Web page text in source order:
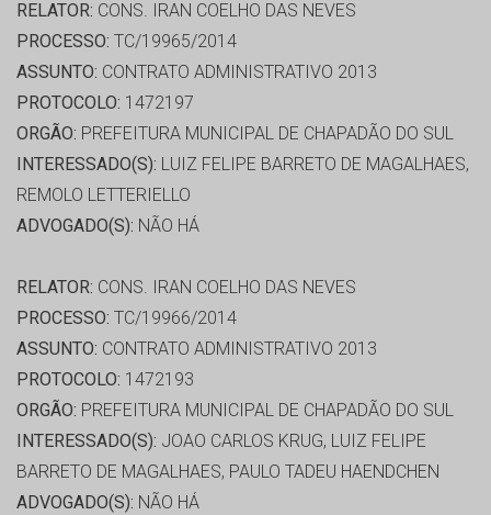
RELATOR: CONS. IRAN COELHO DAS NEVES
PROCESSO: TC/19965/2014
ASSUNTO: CONTRATO ADMINISTRATIVO 2013
PROTOCOLO: 1472197
ORGÃO: PREFEITURA MUNICIPAL DE CHAPADÃO DO SUL
INTERESSADO(S): LUIZ FELIPE BARRETO DE MAGALHAES,
REMOLO LETTERIELLO
ADVOGADO(S): NÃO HÁ
RELATOR: CONS. IRAN COELHO DAS NEVES
PROCESSO: TC/19966/2014
ASSUNTO: CONTRATO ADMINISTRATIVO 2013
PROTOCOLO: 1472193
ORGÃO: PREFEITURA MUNICIPAL DE CHAPADÃO DO SUL
INTERESSADO(S): JOAO CARLOS KRUG, LUIZ FELIPE
BARRETO DE MAGALHAES, PAULO TADEU HAENDCHEN
ADVOGADO(S): NÃO HÁ